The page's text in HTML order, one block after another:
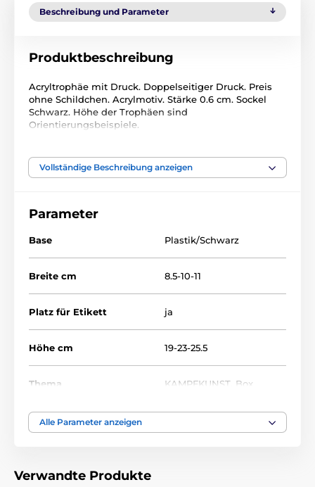
Beschreibung und Parameter
Produktbeschreibung
Acryltrophäe mit Druck. Doppelseitiger Druck. Preis
ohne Schildchen. Acrylmotiv. Stärke 0.6 cm. Sockel
Schwarz. Höhe der Trophäen sind
Orientierungsbeispiele.
Das Produkt ist in Kategorien eingeteilt
ACUTC
Vollständige Beschreibung anzeigen
Parameter
Base Plastik/Schwarz
Breite cm 8.5-10-11
Platz für Etikett ja
Höhe cm 19-23-25.5
Thema KAMPFKUNST Box
Auszeichnungstyp
Alle Parameter anzeigen
Verwandte Produkte